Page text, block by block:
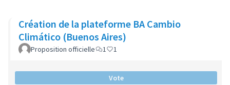
Création de la plateforme BA Cambio
Climático (Buenos Aires)
Proposition officielle 1 1
Vote